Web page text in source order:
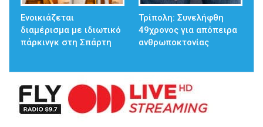
Ενοικιάζεται
διαμέρισμα με ιδιωτικό
πάρκινγκ στη Σπάρτη
Τρίπολη: Συνελήφθη
49χρονος για απόπειρα
ανθρωποκτονίας